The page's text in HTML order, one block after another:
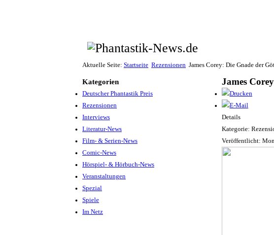
Aktuelle Seite: Startseite Rezensionen James Corey: Die Gnade der
Kategorien
Deutscher Phantastik Preis
Rezensionen
Interviews
Literatur-News
Film- & Serien-News
Comic-News
Hörspiel- & Hörbuch-News
Veranstaltungen
Spezial
Spiele
Im Netz
James
Details
Kategorie:
Veröffentlicht: